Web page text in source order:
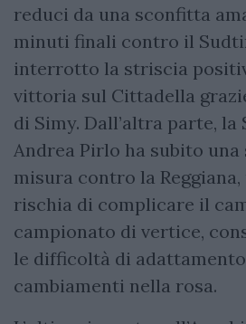
reduci da una sconfitta
minuti finali contro il
interrotto la striscia
vittoria sul Cittadella
di Simy. Dall’altra parte, la
Andrea Pirlo ha subito
misura contro la
rischia di complicare il
campionato di vertice,
le difficoltà di
cambiamenti nella rosa.